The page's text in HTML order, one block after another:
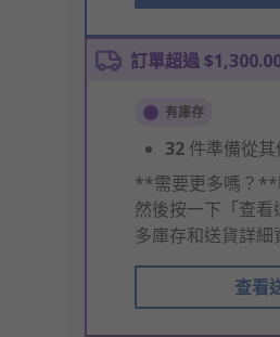
訂單超過
有庫存
32 件準備從
**需要更多嗎？**
然後按一下「查
多庫存和送貨詳細
查看